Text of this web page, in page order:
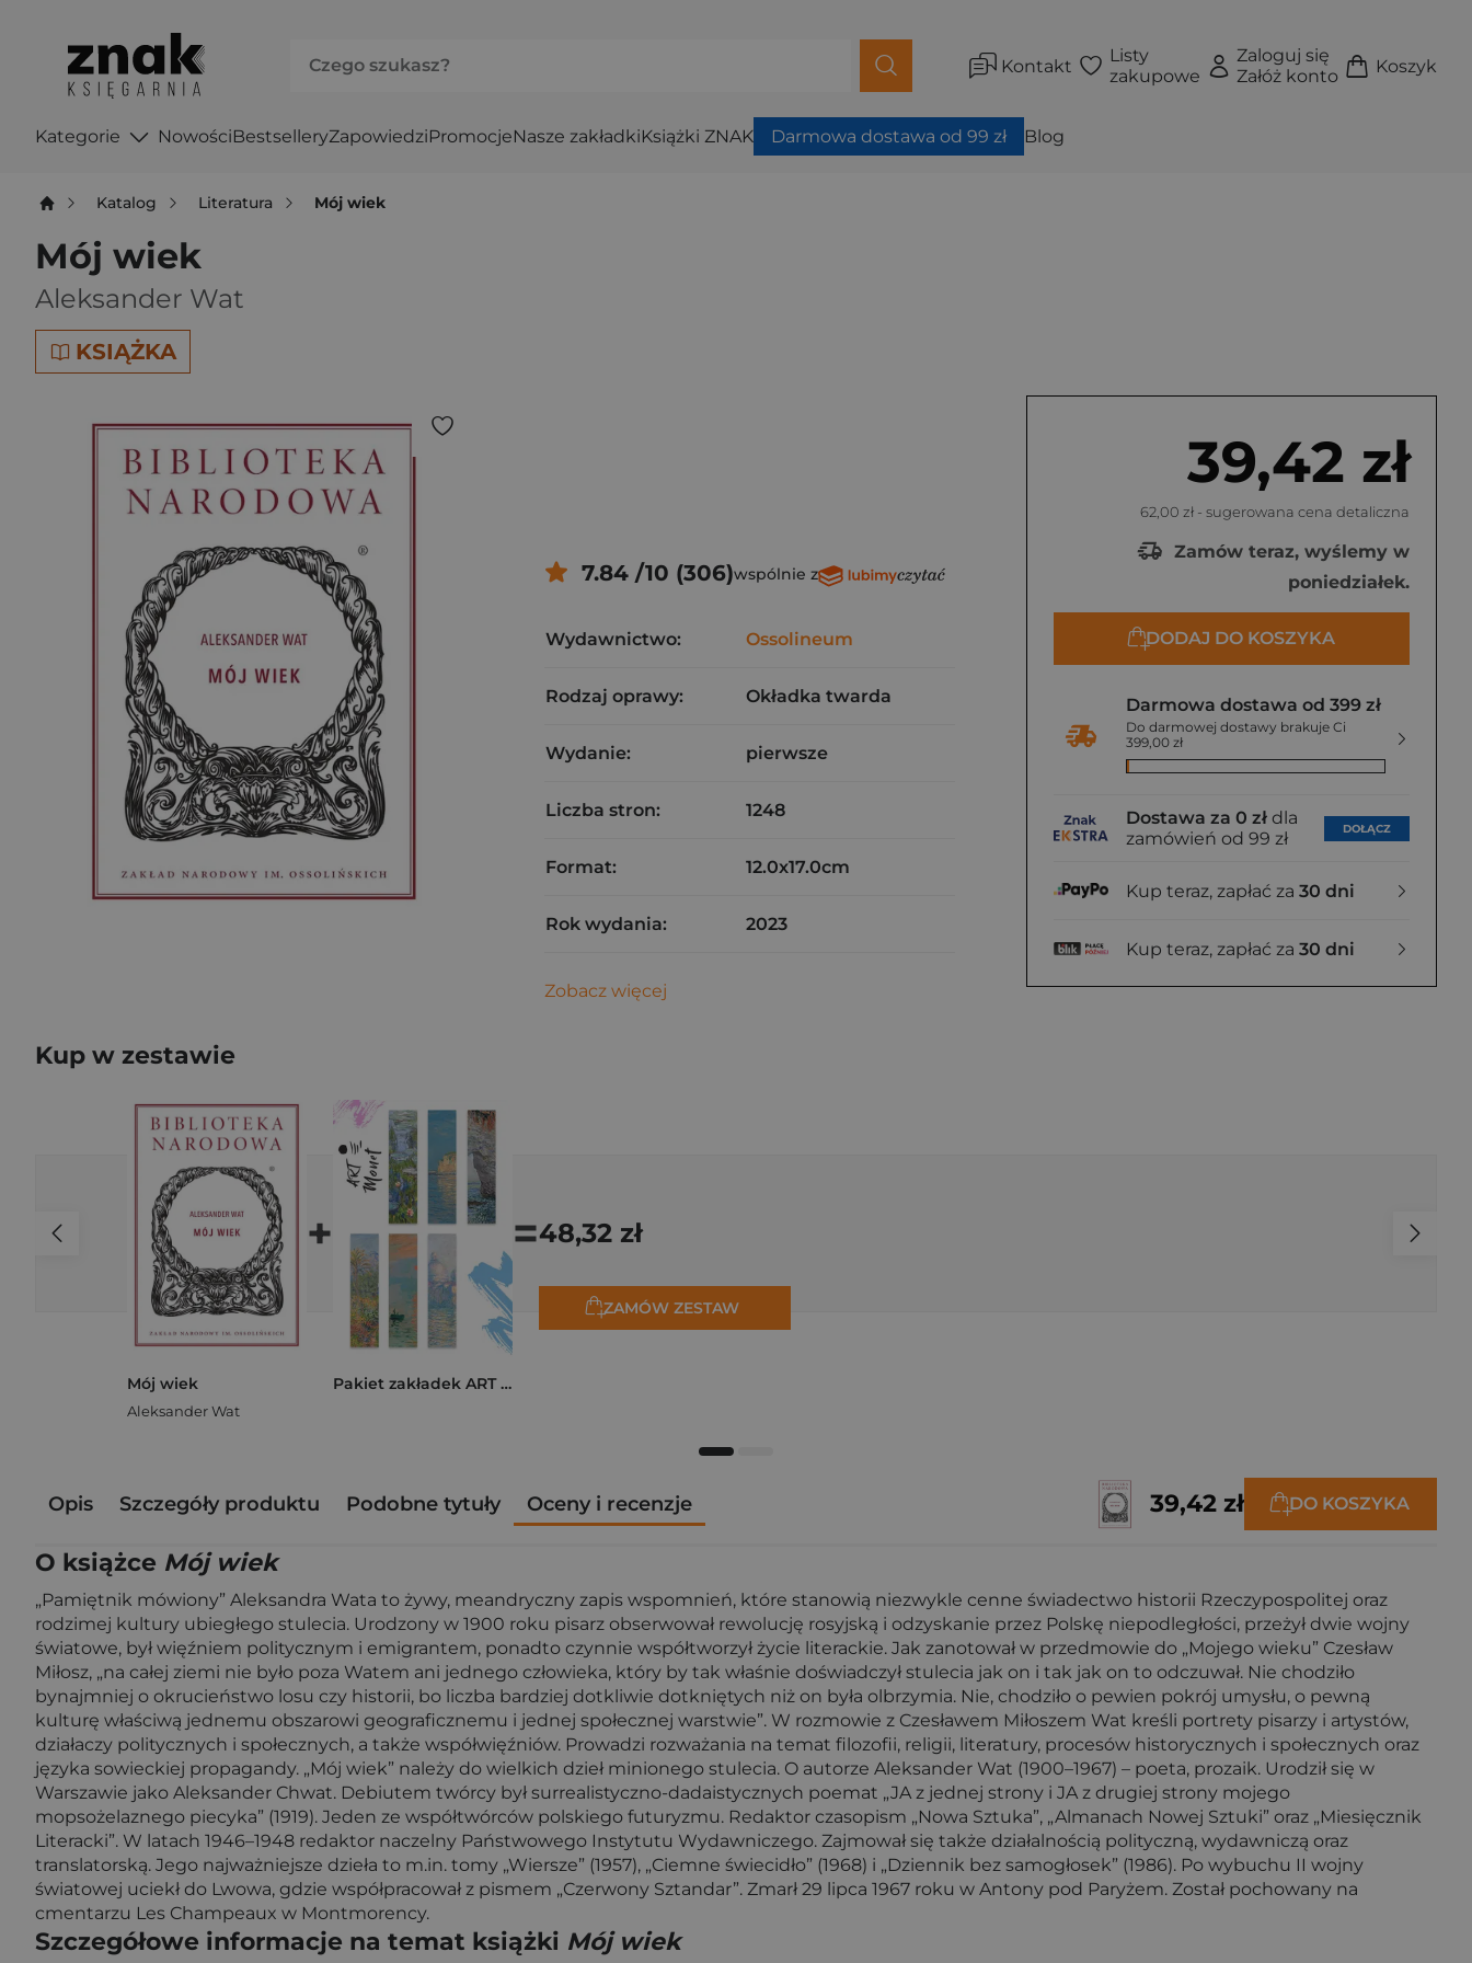
Kontakt
Listy
zakupowe
Zaloguj się
Załóż konto
Koszyk
Kategorie NowościBestselleryZapowiedziPromocjeNasze zakładkiKsiążki ZNAK Darmowa dostawa od 99 zł Blog
Katalog Literatura Mój wiek
Mój wiek
Aleksander Wat
KSIĄŻKA
39,42 zł
62,00 zł - sugerowana cena detaliczna
Zamów teraz, wyślemy w
poniedziałek.
DODAJ DO KOSZYKA
Darmowa dostawa od 399 zł
Do darmowej dostawy brakuje Ci
399,00 zł
Dostawa za 0 zł dla
zamówień od 99 zł
DOŁĄCZ
Kup teraz, zapłać za 30 dni
Kup teraz, zapłać za 30 dni
7.84 /10 (306)wspólnie z
Wydawnictwo: Ossolineum
Rodzaj oprawy: Okładka twarda
Wydanie: pierwsze
Liczba stron: 1248
Format: 12.0x17.0cm
Rok wydania: 2023
Zobacz więcej
Kup w zestawie
Mój wiek
Aleksander Wat
+
Pakiet zakładek ART Monet
=48,32 zł
ZAMÓW ZESTAW
Opis Szczegóły produktu Podobne tytuły Oceny i recenzje 39,42 zł DO KOSZYKA
O książce Mój wiek
„Pamiętnik mówiony” Aleksandra Wata to żywy, meandryczny zapis wspomnień, które stanowią niezwykle cenne świadectwo historii Rzeczypospolitej oraz
rodzimej kultury ubiegłego stulecia. Urodzony w 1900 roku pisarz obserwował rewolucję rosyjską i odzyskanie przez Polskę niepodległości, przeżył dwie wojny
światowe, był więźniem politycznym i emigrantem, ponadto czynnie współtworzył życie literackie. Jak zanotował w przedmowie do „Mojego wieku” Czesław
Miłosz, „na całej ziemi nie było poza Watem ani jednego człowieka, który by tak właśnie doświadczył stulecia jak on i tak jak on to odczuwał. Nie chodziło
bynajmniej o okrucieństwo losu czy historii, bo liczba bardziej dotkliwie dotkniętych niż on była olbrzymia. Nie, chodziło o pewien pokrój umysłu, o pewną
kulturę właściwą jednemu obszarowi geograficznemu i jednej społecznej warstwie”. W rozmowie z Czesławem Miłoszem Wat kreśli portrety pisarzy i artystów,
działaczy politycznych i społecznych, a także współwięźniów. Prowadzi rozważania na temat filozofii, religii, literatury, procesów historycznych i społecznych oraz
języka sowieckiej propagandy. „Mój wiek” należy do wielkich dzieł minionego stulecia. O autorze Aleksander Wat (1900–1967) – poeta, prozaik. Urodził się w
Warszawie jako Aleksander Chwat. Debiutem twórcy był surrealistyczno-dadaistycznych poemat „JA z jednej strony i JA z drugiej strony mojego
mopsożelaznego piecyka” (1919). Jeden ze współtwórców polskiego futuryzmu. Redaktor czasopism „Nowa Sztuka”, „Almanach Nowej Sztuki” oraz „Miesięcznik
Literacki”. W latach 1946–1948 redaktor naczelny Państwowego Instytutu Wydawniczego. Zajmował się także działalnością polityczną, wydawniczą oraz
translatorską. Jego najważniejsze dzieła to m.in. tomy „Wiersze” (1957), „Ciemne świecidło” (1968) i „Dziennik bez samogłosek” (1986). Po wybuchu II wojny
światowej uciekł do Lwowa, gdzie współpracował z pismem „Czerwony Sztandar”. Zmarł 29 lipca 1967 roku w Antony pod Paryżem. Został pochowany na
cmentarzu Les Champeaux w Montmorency.
Szczegółowe informacje na temat książki Mój wiek